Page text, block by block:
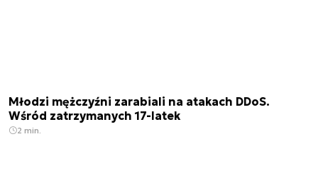
Młodzi mężczyźni zarabiali na atakach DDoS.
Wśród zatrzymanych 17-latek
2 min.